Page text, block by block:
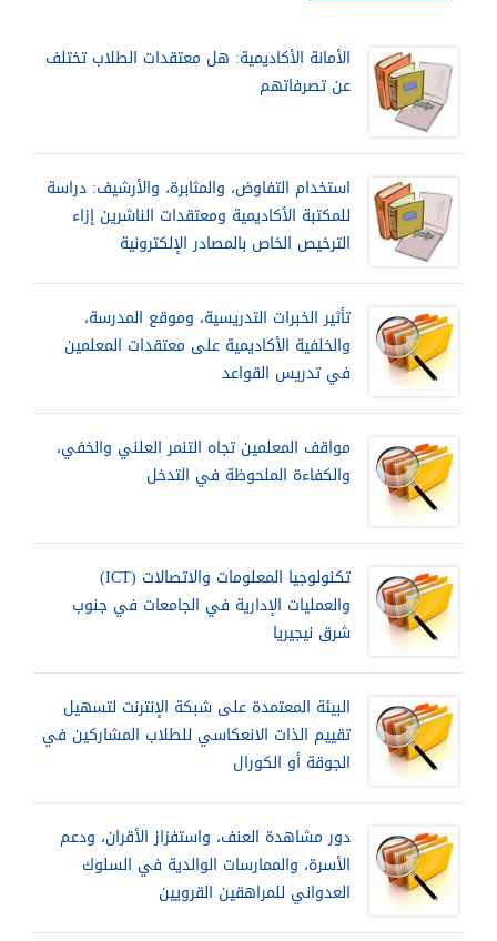
الأمانة الأكاديمية: هل معتقدات الطلاب تختلف
عن تصرفاتهم
استخدام التفاوض، والمثابرة، والأرشيف: دراسة
للمكتبة الأكاديمية ومعتقدات الناشرين إزاء
الترخيص الخاص بالمصادر الإلكترونية
تأثير الخبرات التدريسية، وموقع المدرسة،
والخلفية الأكاديمية على معتقدات المعلمين
في تدريس القواعد
مواقف المعلمين تجاه التنمر العلني والخفي،
والكفاءة الملحوظة في التدخل
تكنولوجيا المعلومات والاتصالات (ICT)
والعمليات الإدارية في الجامعات في جنوب
شرق نيجيريا
البيئة المعتمدة على شبكة الإنترنت لتسهيل
تقييم الذات الانعكاسي للطلاب المشاركين في
الجوقة أو الكورال
دور مشاهدة العنف، واستفزاز الأقران، ودعم
الأسرة، والممارسات الوالدية في السلوك
العدواني للمراهقين القرويين